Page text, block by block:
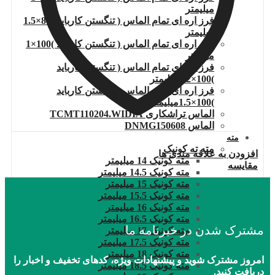
میلیمتر
فرز اره ای تمام الماس ( تنگستن کارباید )80×1.5
میلیمتر
فرز اره ای تمام الماس ( تنگستن کارباید )100×1
میلیمتر
فرز اره ای تمام الماس ( تنگستن کارباید
)100×1.2میلیمتر
فرز اره ای تمام الماس ( تنگستن کارباید
)100×1.5میلیمتر
الماس تراشکاری TCMT110204.WIDIA
الماس DNMG150608
مته
مته ته کونیک
مته کونیک 14 میلیمتر
مته کونیک 14.5 میلیمتر
مته کونیک 15 میلیمتر
مته کونیک 15.5 میلیمتر
مته کونیک 16 میلیمتر
مته کونیک 16.5 میلیمتر
مته کونیک 17 میلیمتر
مته کونیک 17.5 میلیمتر
مته کونیک 18 میلیمتر
مته کونیک 18.5 میلیمتر
افزودن به علاقه مندی ها
مقایسه
مشترک شدن در خبرنامه ما
امروز مشترک شوید و پیشنهادات ویژه، کدهای تخفیف و اخبار را
دریافت کنید.